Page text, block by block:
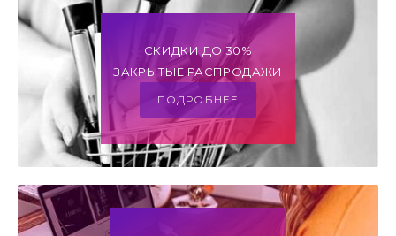
СКИДКИ ДО 30%
ЗАКРЫТЫЕ РАСПРОДАЖИ
ПОДРОБНЕЕ